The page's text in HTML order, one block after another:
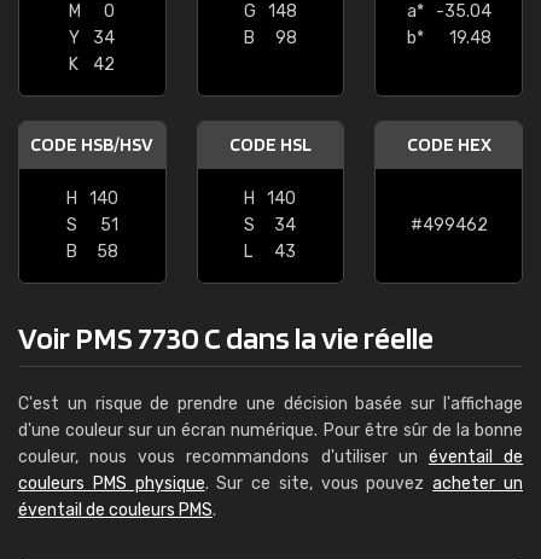
M
0
Y
34
K
42
G
148
B
98
a*
-35.04
b*
19.48
CODE HSB/HSV
H
140
S
51
B
58
CODE HSL
H
140
S
34
L
43
CODE HEX
#499462
Voir PMS 7730 C dans la vie réelle
C'est un risque de prendre une décision basée sur l'affichage
d'une couleur sur un écran numérique. Pour être sûr de la bonne
couleur, nous vous recommandons d'utiliser un éventail de
couleurs PMS physique. Sur ce site, vous pouvezacheter un
éventail de couleurs PMS.